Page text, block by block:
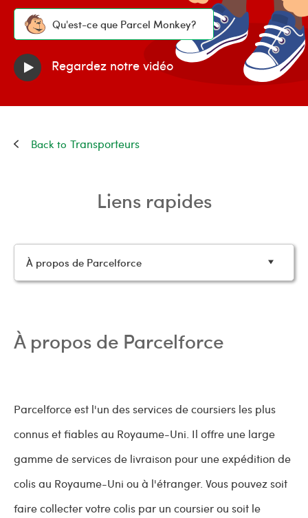
Qu'est-ce que Parcel Monkey?
Regardez notre vidéo
Transporteurs
Liens rapides
À propos de Parcelforce
À propos de Parcelforce
Parcelforce est l'un des services de coursiers les plus
connus et fiables au Royaume-Uni. Il offre une large
gamme de services de livraison pour une expédition de
colis au Royaume-Uni ou à l'étranger. Vous pouvez soit
faire collecter votre colis par un coursier ou soit le